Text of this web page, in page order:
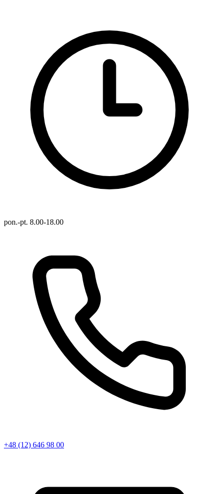
pon.-pt. 8.00-18.00
+48 (12) 646 98 00